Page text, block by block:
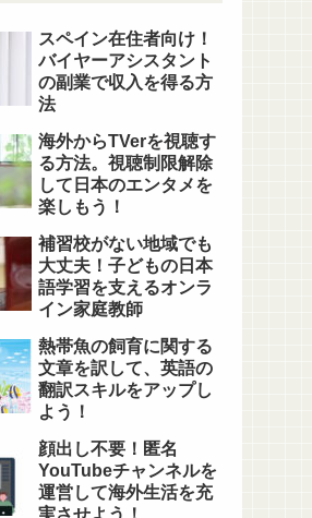
スペイン在住者向け！
バイヤーアシスタント
の副業で収入を得る方
法
海外からTVerを視聴す
る方法。視聴制限解除
して日本のエンタメを
楽しもう！
補習校がない地域でも
大丈夫！子どもの日本
語学習を支えるオンラ
イン家庭教師
熱帯魚の飼育に関する
文章を訳して、英語の
翻訳スキルをアップし
よう！
顔出し不要！匿名
YouTubeチャンネルを
運営して海外生活を充
実させよう！